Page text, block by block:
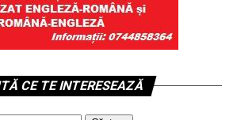
CE TE INTERESEAZĂ